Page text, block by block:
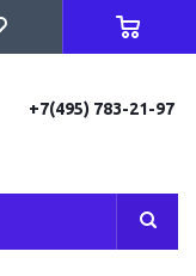
+7(495) 783-21-97